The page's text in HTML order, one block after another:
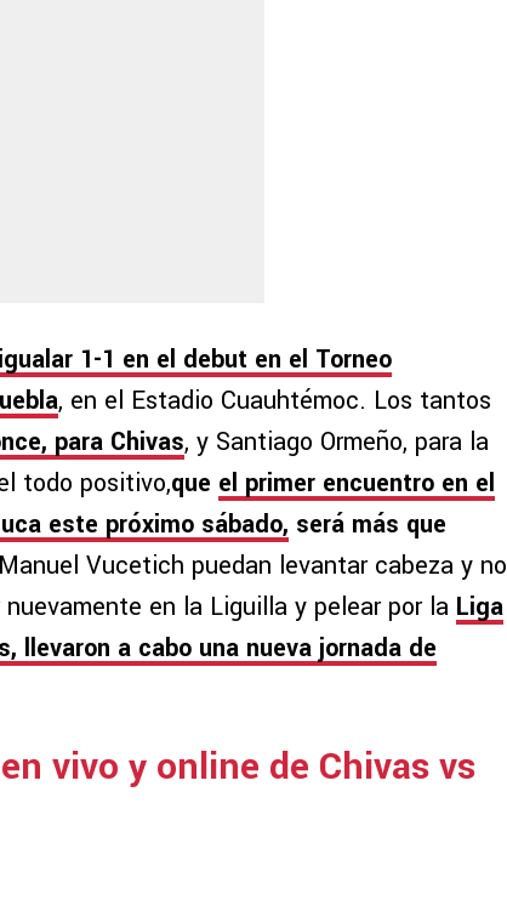
1-1 en el debut en el Torneo
, en el Estadio Cuauhtémoc. Los tantos
para Chivas, y Santiago Ormeño, para la
todo positivo,que el primer encuentro en el
este próximo sábado, será más que
Vucetich puedan levantar cabeza y no
en la Liguilla y pelear por la Liga
llevaron a cabo una nueva jornada de
vivo y online de Chivas vs